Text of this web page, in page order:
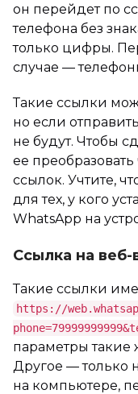
он перейдет по
телефона без
только цифры.
случае —
Такие ссылки
но если
не будут. Чтобы
ее
ссылок. Учтите,
для тех, у кого
WhatsApp на
Ссылка на
Такие ссылки
https://
параметры такие
Другое — только
на компьютере,